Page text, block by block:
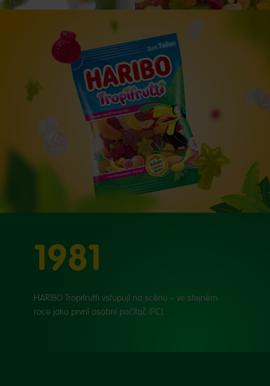
1981
HARIBO Tropifrutti vstupují na scénu – ve stejném
roce jako první osobní počítač (PC).